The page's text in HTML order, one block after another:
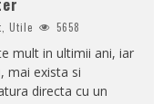
, Utile 5658
mult in ultimii ani, iar
mai exista si
directa cu un